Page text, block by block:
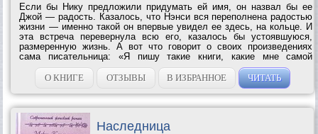
Если бы Нику предложили придумать ей имя, он назвал бы ее
Джой — радость. Казалось, что Нэнси вся переполнена радостью
жизни — именно такой он впервые увидел ее здесь, на кольце. И
эта встреча перевернула всю его, казалось бы устоявшуюся,
размерен­ную жизнь. А вот что говорит о своих произведениях
сама писательница: «Я пишу такие книги, какие мне самой
нравится читать. И знаю, что, какие бы испытания и трудности ни
вставали на пути...
О КНИГЕ ОТЗЫВЫ В ИЗБРАННОЕ ЧИТАТЬ
Наследница